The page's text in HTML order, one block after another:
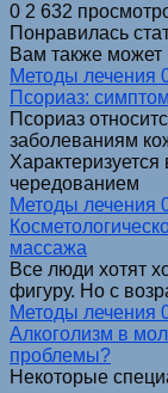
0 2 632
Понравилась
Вам также может
Методы лечения
Псориаз:
Псориаз
заболеваниям
чередованием
Методы лечения
массажа
Все люди хотят
фигуру. Но с
Методы лечения
Алкоголизм в
проблемы?
Некоторые